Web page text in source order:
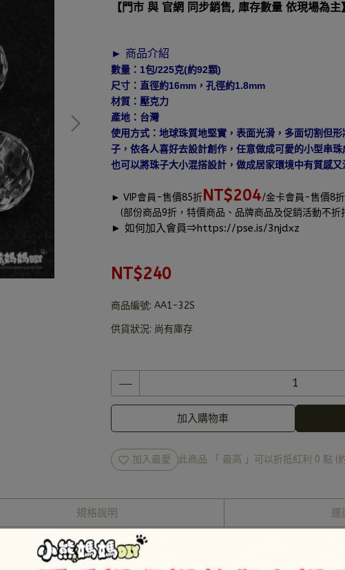
【門市 與 官網 同步銷售, 庫存數量 依現場為主】
► 商品介紹
數量：1包/225克(約92顆)
尺寸：直徑約16mm，孔徑約1.8mm
材質：壓克力
產地：台灣
使用方式：地球珠質地堅實，表面光滑，多面切割但
子，依各人喜好去設計創作，任意做成可愛的小型串珠
也可以將珠子大小混搭設計，做成居家環境中有質感
► VIP會員-售價85折 NT$204/金卡會員-售價8折
(部份商品9折，特價商品、品牌商品及促銷活動不折
► 如何加入會員⇒https://pse.is/3njdxz
NT$240
商品編號: AA1-32S
供貨狀況: 尚有庫存
加入購物車
加入最愛 此商品 「 最高 」可以折抵紅利 0 點 (
規格說明 運